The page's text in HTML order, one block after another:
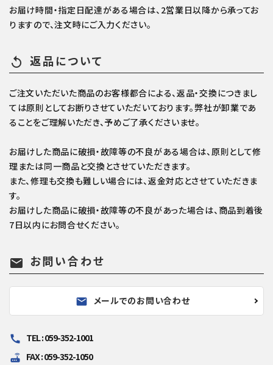
お届け時間・指定日配達がある場合は、2営業日以降から承ってお
りますので、注文時にご入力ください。
replay 返品について
ご注文いただいた商品のお客様都合による、返品・交換につきまし
ては原則としてお断りさせていただいております。弊社が卸業であ
ることをご理解いただき、予めご了承くださいませ。
お届けした商品に破損・故障等の不良がある場合は、原則として修
理または同一商品と交換とさせていただきます。
また、修理も交換も難しい場合には、返金対応とさせていただきま
す。
お届けした商品に破損・故障等の不良があった場合は、商品到着後
7日以内にお問合せください。
mail お問い合わせ
mail メールでのお問い合わせ
call TEL : 059-352-1001
router FAX : 059-352-1050